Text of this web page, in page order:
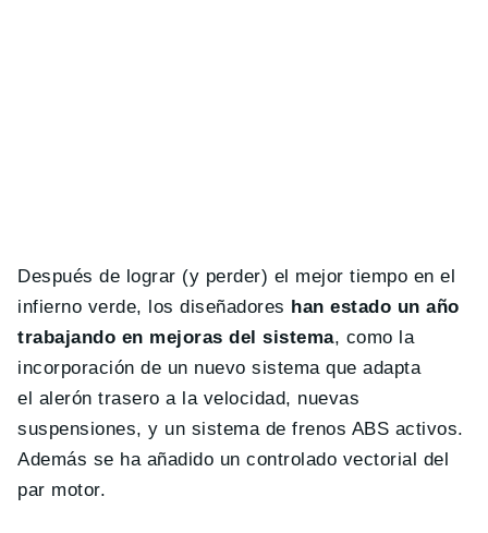
Después de lograr (y perder) el mejor tiempo en el
infierno verde, los diseñadores han estado un año
trabajando en mejoras del sistema, como la
incorporación de un nuevo sistema que adapta
el alerón trasero a la velocidad, nuevas
suspensiones, y un sistema de frenos ABS activos.
Además se ha añadido un controlado vectorial del
par motor.